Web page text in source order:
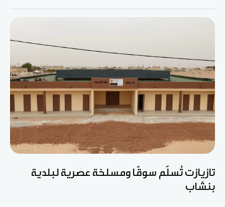
تازيازت تُسلّم سوقًا ومسلخة عصرية لبلدية
بنشاب